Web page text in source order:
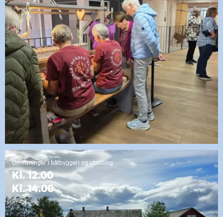
Omvisninger i båtbyggeri og utstilling
Kl. 12.00
Kl. 14.00